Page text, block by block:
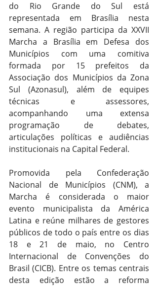
do Rio Grande do Sul está
representada em Brasília nesta
semana. A região participa da XXVII
Marcha a Brasília em Defesa dos
Municípios com uma comitiva
formada por 15 prefeitos da
Associação dos Municípios da Zona
Sul (Azonasul), além de equipes
técnicas e assessores,
acompanhando uma extensa
programação de debates,
articulações políticas e audiências
institucionais na Capital Federal.
Promovida pela Confederação
Nacional de Municípios (CNM), a
Marcha é considerada o maior
evento municipalista da América
Latina e reúne milhares de gestores
públicos de todo o país entre os dias
18 e 21 de maio, no Centro
Internacional de Convenções do
Brasil (CICB). Entre os temas centrais
desta edição estão a reforma